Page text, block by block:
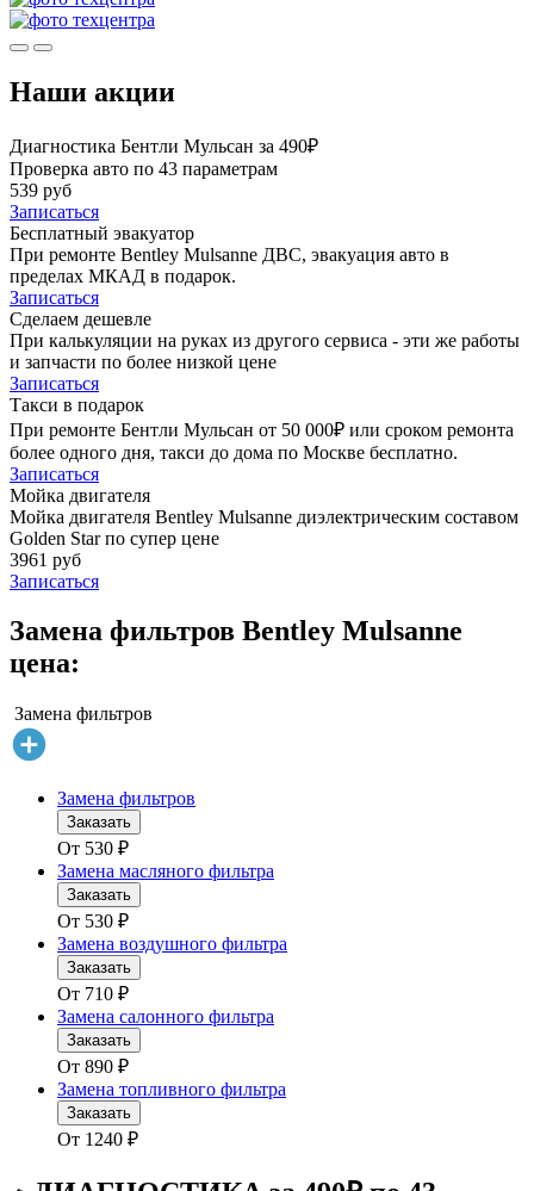
Наши акции
Диагностика Бентли Мульсан за 490₽
Проверка авто по 43 параметрам
539 руб
Записаться
Бесплатный эвакуатор
При ремонте Bentley Mulsanne ДВС, эвакуация авто в
пределах МКАД в подарок.
Записаться
Сделаем дешевле
При калькуляции на руках из другого сервиса - эти же работы
и запчасти по более низкой цене
Записаться
Такси в подарок
При ремонте Бентли Мульсан от 50 000₽ или сроком ремонта
более одного дня, такси до дома по Москве бесплатно.
Записаться
Мойка двигателя
Мойка двигателя Bentley Mulsanne диэлектрическим составом
Golden Star по супер цене
3961 руб
Записаться
Замена фильтров Bentley Mulsanne
цена:
Замена фильтров
Замена фильтров
Заказать
От 530 ₽
Замена масляного фильтра
Заказать
От 530 ₽
Замена воздушного фильтра
Заказать
От 710 ₽
Замена салонного фильтра
Заказать
От 890 ₽
Замена топливного фильтра
Заказать
От 1240 ₽